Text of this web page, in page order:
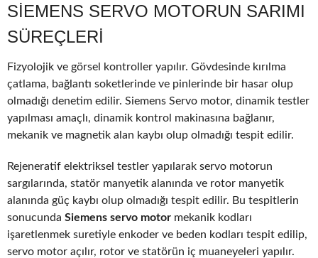
SIEMENS SERVO MOTORUN SARIMI
SÜREÇLERI
Fizyolojik ve görsel kontroller yapılır. Gövdesinde kırılma
çatlama, bağlantı soketlerinde ve pinlerinde bir hasar olup
olmadığı denetim edilir. Siemens Servo motor, dinamik testler
yapılması amaçlı, dinamik kontrol makinasına bağlanır,
mekanik ve magnetik alan kaybı olup olmadığı tespit edilir.
Rejeneratif elektriksel testler yapılarak servo motorun
sargılarında, statör manyetik alanında ve rotor manyetik
alanında güç kaybı olup olmadığı tespit edilir. Bu tespitlerin
sonucunda Siemens servo motor mekanik kodları
işaretlenmek suretiyle enkoder ve beden kodları tespit edilip,
servo motor açılır, rotor ve statörün iç muaneyeleri yapılır.